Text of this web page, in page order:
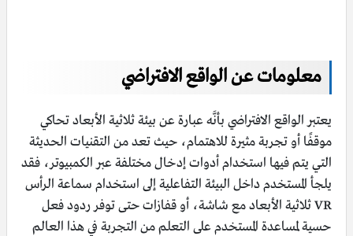
معلومات عن الواقع الافتراضي
يعتبر الواقع الافتراضي بأنَّه عبارة عن بيئة ثلاثية الأبعاد تحاكي
موقفًا أو تجربة مثيرة للاهتمام، حيث تعد من التقنيات الحديثة
التي يتم فيها استخدام أدوات إدخال مختلفة عبر الكمبيوتر، فقد
يلجأ المستخدم داخل البيئة التفاعلية إلى استخدام سماعة الرأس
VR ثلاثية الأبعاد مع شاشة، أو قفازات حتى توفر ردود فعل
حسية لمساعدة المستخدم على التعلم من التجربة في هذا العالم